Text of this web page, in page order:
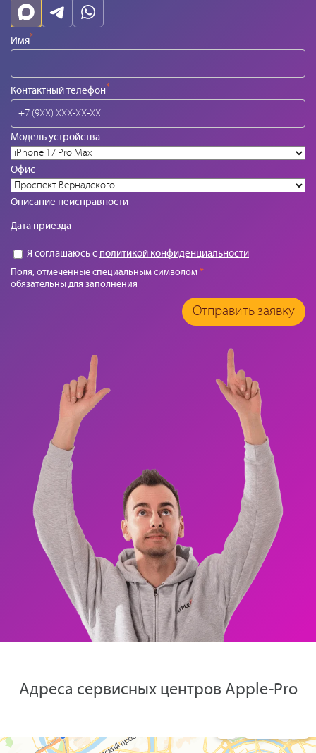
Имя*
Контактный телефон*
Модель устройства
Офис
Описание неисправности
Дата приезда
Я соглашаюсь с политикой конфиденциальности
Поля, отмеченные специальным символом*
обязательны для заполнения
Отправить заявку
Адреса сервисных центров Apple-Pro